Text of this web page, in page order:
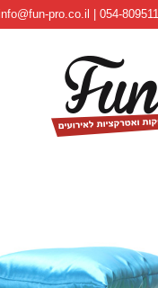
pro.co.il | 054-